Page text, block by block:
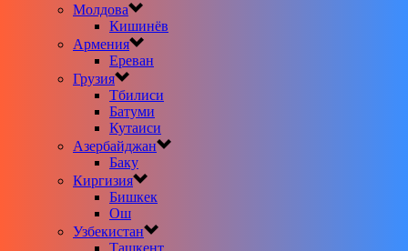
Молдова
Кишинёв
Армения
Ереван
Грузия
Тбилиси
Батуми
Кутаиси
Азербайджан
Баку
Киргизия
Бишкек
Ош
Узбекистан
Ташкент